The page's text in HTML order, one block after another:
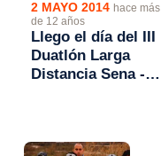
2 MAYO 2014 hace más
de 12 años
Llego el día del III
Duatlón Larga
Distancia Sena -